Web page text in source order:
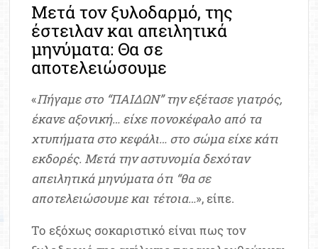
Μετά τον ξυλοδαρμό, της
έστειλαν και απειλητικά
μηνύματα: Θα σε
αποτελειώσουμε
«Πήγαμε στο “ΠΑΙΔΩΝ” την εξέτασε γιατρός,
έκανε αξονική… είχε πονοκέφαλο από τα
χτυπήματα στο κεφάλι… στο σώμα είχε κάτι
εκδορές. Μετά την αστυνομία δεχόταν
απειλητικά μηνύματα ότι “θα σε
αποτελειώσουμε και τέτοια…», είπε.
Το εξόχως σοκαριστικό είναι πως τον